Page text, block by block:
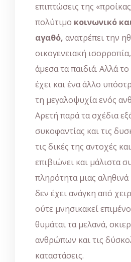
επιπτώσεις της
πολύτιμο κοινωνικό
αγαθό, ανατρέπει την
οικογενειακή
άμεσα τα παιδιά. Αλλά
έχει και ένα άλλο
τη μεγαλοψυχία ενός
Αρετή παρά τα σχέδια
συκοφαντίας και τις
τις δικές της αντοχές
επιβιώνει και μάλιστα
πληρότητα μιας αληθινά
δεν έχει ανάγκη από
ούτε μνησικακεί
θυμάται τα μελανά,
ανθρώπων και τις
καταστάσεις.